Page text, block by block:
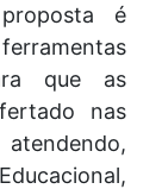
é
que as
nas